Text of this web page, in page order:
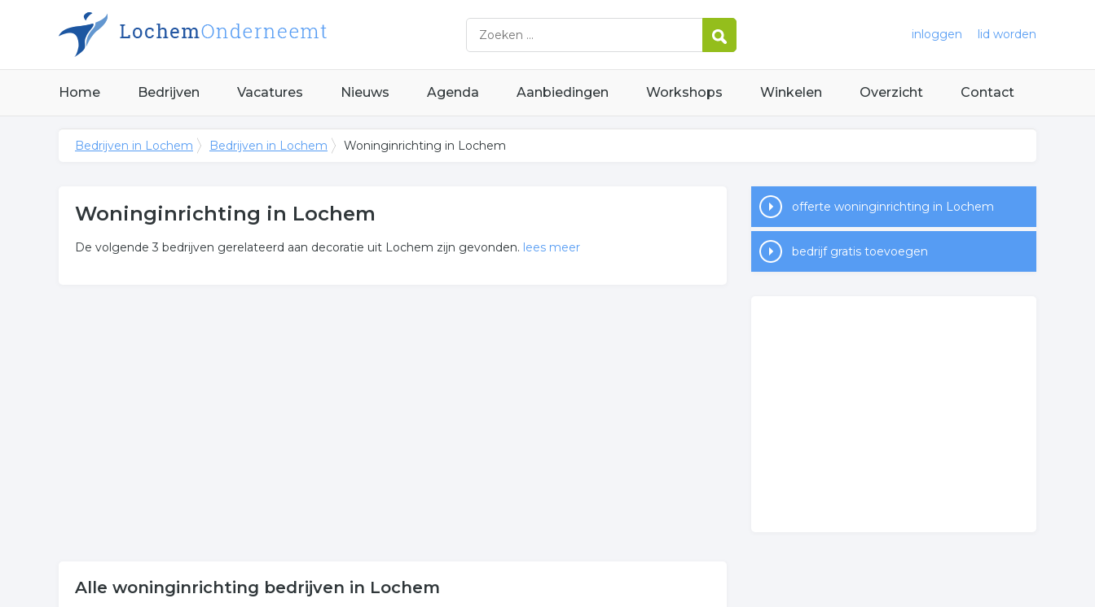
inloggen lid worden
Home Bedrijven Vacatures Nieuws Agenda Aanbiedingen Workshops Winkelen Overzicht Contact
Bedrijven in Lochem Bedrijven in Lochem Woninginrichting in Lochem
Woninginrichting in Lochem
De volgende 3 bedrijven gerelateerd aan decoratie uit Lochem zijn gevonden. lees meer
Alle woninginrichting bedrijven in Lochem
offerte woninginrichting in Lochem
bedrijf gratis toevoegen